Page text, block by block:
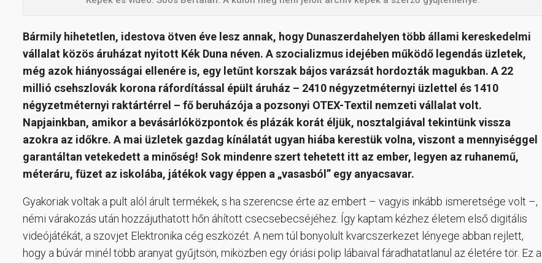
Bármily hihetetlen, idestova ötven éve lesz annak, hogy Dunaszerdahelyen több állami kereskedelmi
vállalat közös áruházat nyitott Kék Duna néven. A szocializmus idejében működő legendás üzletek,
még azok hiányosságai ellenére is, egy letűnt korszak bájos varázsát hordozták magukban. A 22
millió csehszlovák korona ráfordítással épült áruház – 2410 négyzetméternyi üzlettel és 1410
négyzetméternyi raktártérrel – fő beruházója a pozsonyi OTEX-Textil nemzeti vállalat volt.
Napjainkban, amikor a bevásárlóközpontok és plázák korát éljük, nosztalgiával tekintünk vissza
azokra az időkre. A mai üzletek gazdag kínálatát ugyan hiába kerestük volna, viszont a mennyiséggel
garantáltan vetekedett a minőség! Sok mindenre szert tehetett itt az ember, legyen az ruhanemű,
méteráru, füzet az iskolába, játékok vagy éppen a „vasasból” egy anyacsavar.
Gyakoriak voltak a pult alól árult termékek, s ha szerencse érte az embert – vagyis inkább ismeretsége volt –,
némi várakozás után hozzájuthatott hőn áhított csecsebecséjéhez. Így kaptam kézhez életem első digitális
videójátékát, a szovjet Elektronika cég eszközét. A nem túl bonyolult kvarcszerkezet lényege abban rejlett,
hogy a búvár minél több aranyat gyűjtsön, miközben egy óriási polip lábaival fáradhatatlanul az életére tör. Ez a